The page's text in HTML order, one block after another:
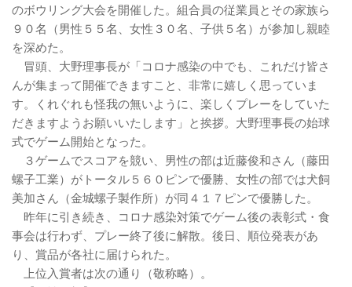
のボウリング大会を開催した。組合員の従業員とその家族ら
９０名（男性５５名、女性３０名、子供５名）が参加し親睦
を深めた。
冒頭、大野理事長が「コロナ感染の中でも、これだけ皆さ
んが集まって開催できますこと、非常に嬉しく思っていま
す。くれぐれも怪我の無いように、楽しくプレーをしていた
だきますようお願いいたします」と挨拶。大野理事長の始球
式でゲーム開始となった。
３ゲームでスコアを競い、男性の部は近藤俊和さん（藤田
螺子工業）がトータル５６０ピンで優勝、女性の部では犬飼
美加さん（金城螺子製作所）が同４１７ピンで優勝した。
昨年に引き続き、コロナ感染対策でゲーム後の表彰式・食
事会は行わず、プレー終了後に解散。後日、順位発表があ
り、賞品が各社に届けられた。
上位入賞者は次の通り（敬称略）。